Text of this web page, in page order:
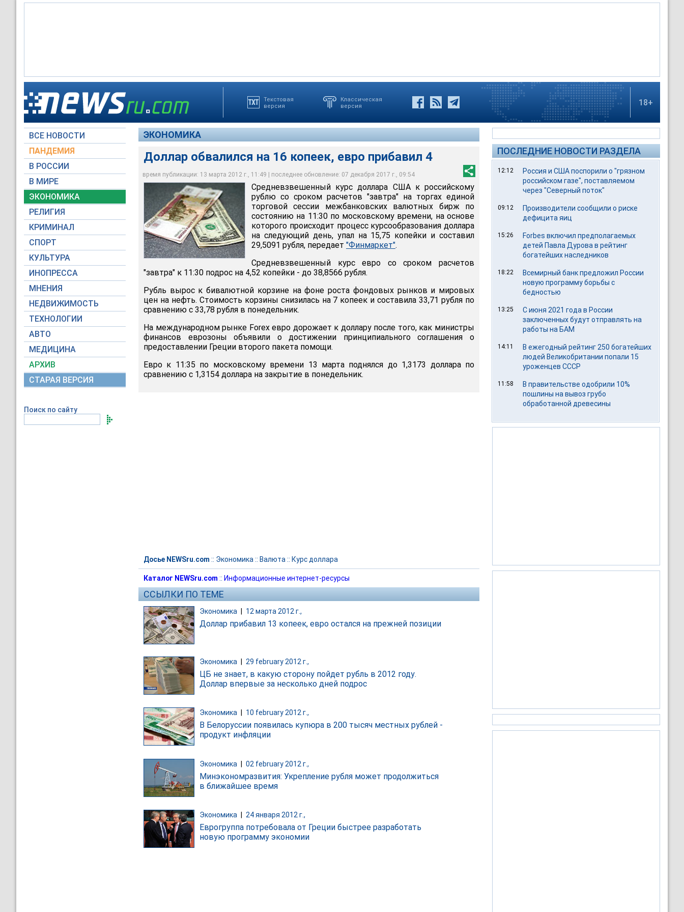
Текстовая
версия
Классическая
версия
18+
ВСЕ НОВОСТИ
ПАНДЕМИЯ
В РОССИИ
В МИРЕ
ЭКОНОМИКА
РЕЛИГИЯ
КРИМИНАЛ
СПОРТ
КУЛЬТУРА
ИНОПРЕССА
МНЕНИЯ
НЕДВИЖИМОСТЬ
ТЕХНОЛОГИИ
АВТО
МЕДИЦИНА
АРХИВ
СТАРАЯ ВЕРСИЯ
Поиск по сайту
ЭКОНОМИКА
Доллар обвалился на 16 копеек, евро прибавил 4
время публикации: 13 марта 2012 г., 11:49 | последнее обновление: 07 декабря 2017 г., 09:54
Доллар обвалился на 16 копеек, евро прибавил 4
Фото NEWSru.com
Средневзвешенный курс доллара США к российскому
рублю со сроком расчетов "завтра" на торгах единой
торговой сессии межбанковских валютных бирж по
состоянию на 11:30 по московскому времени, на основе
которого происходит процесс курсообразования доллара
на следующий день, упал на 15,75 копейки и составил
29,5091 рубля, передает "Финмаркет".
Средневзвешенный курс евро со сроком расчетов
"завтра" к 11:30 подрос на 4,52 копейки - до 38,8566 рубля.
Рубль вырос к бивалютной корзине на фоне роста фондовых рынков и мировых
цен на нефть. Стоимость корзины снизилась на 7 копеек и составила 33,71 рубля по
сравнению с 33,78 рубля в понедельник.
На международном рынке Forex евро дорожает к доллару после того, как министры
финансов еврозоны объявили о достижении принципиального соглашения о
предоставлении Греции второго пакета помощи.
Евро к 11:35 по московскому времени 13 марта поднялся до 1,3173 доллара по
сравнению с 1,3154 доллара на закрытие в понедельник.
Досье NEWSru.com :: Экономика :: Валюта :: Курс доллара
Каталог NEWSru.com :: Информационные интернет-ресурсы
ССЫЛКИ ПО ТЕМЕ
Экономика 12 марта 2012 г.,
Доллар прибавил 13 копеек, евро остался на прежней позиции
Экономика 29 february 2012 г.,
ЦБ не знает, в какую сторону пойдет рубль в 2012 году.
Доллар впервые за несколько дней подрос
Экономика 10 february 2012 г.,
В Белоруссии появилась купюра в 200 тысяч местных рублей -
продукт инфляции
Экономика | 02 february 2012 г.,
Минэкономразвития: Укрепление рубля может продолжиться
в ближайшее время
Экономика 24 января 2012 г.,
Еврогруппа потребовала от Греции быстрее разработать
новую программу экономии
ПОСЛЕДНИЕ НОВОСТИ РАЗДЕЛА
12:12
Россия и США поспорили о "грязном
российском газе", поставляемом
через "Северный поток"
09:12
Производители сообщили о риске
дефицита яиц
15:26
Forbes включил предполагаемых
детей Павла Дурова в рейтинг
богатейших наследников
18:22
Всемирный банк предложил России
новую программу борьбы с
бедностью
13:25
С июня 2021 года в России
заключенных будут отправлять на
работы на БАМ
14:11
В ежегодный рейтинг 250 богатейших
людей Великобритании попали 15
уроженцев СССР
11:58
В правительстве одобрили 10%
пошлины на вывоз грубо
обработанной древесины